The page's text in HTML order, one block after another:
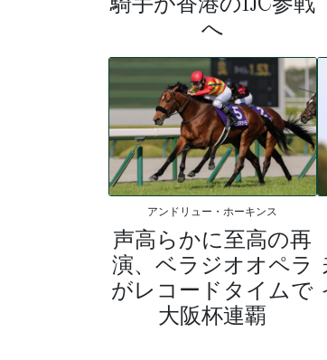
へ
アンドリュー・ホーキンス
声高らかに至高の再
演、ベラジオオペラ
がレコードタイムで
大阪杯連覇